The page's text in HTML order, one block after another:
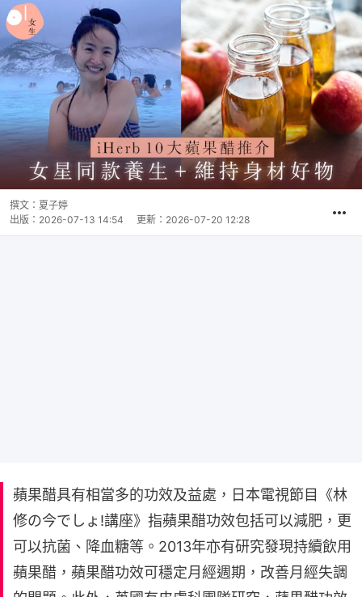
撰文： 夏子婷
出版： 2026-07-13 14:54 更新： 2026-07-20 12:28
蘋果醋具有相當多的功效及益處，日本電視節目《林
修の今でしょ!講座》指蘋果醋功效包括可以減肥，更
可以抗菌、降血糖等。2013年亦有研究發現持續飲用
蘋果醋，蘋果醋功效可穩定月經週期，改善月經失調